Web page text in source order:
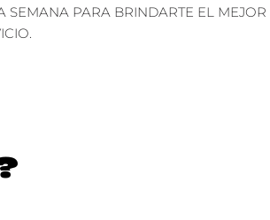
SEMANA PARA BRINDARTE EL MEJOR